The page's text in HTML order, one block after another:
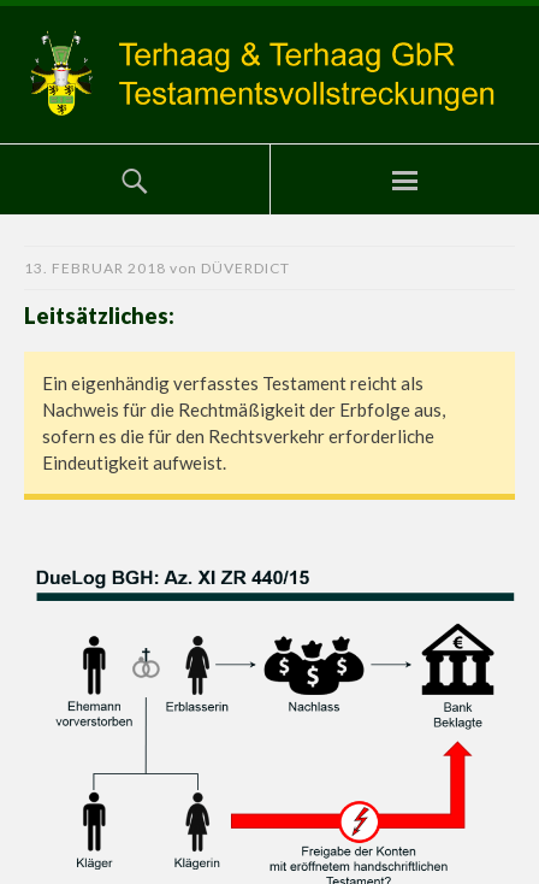
13. FEBRUAR 2018 von DÜVERDICT
Leitsätzliches:
Ein eigenhändig verfasstes Testament reicht als
Nachweis für die Rechtmäßigkeit der Erbfolge aus,
sofern es die für den Rechtsverkehr erforderliche
Eindeutigkeit aufweist.